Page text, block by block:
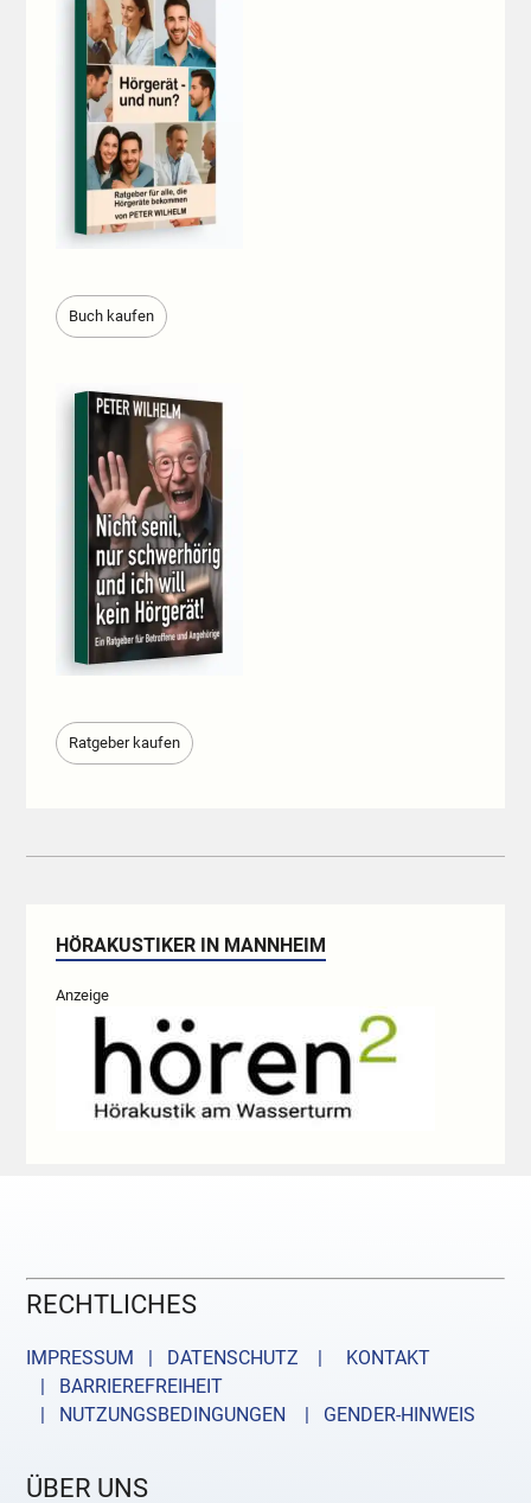
Buch kaufen
Ratgeber kaufen
HÖRAKUSTIKER IN MANNHEIM
Anzeige
RECHTLICHES
IMPRESSUM | DATENSCHUTZ |
KONTAKT
| BARRIEREFREIHEIT
| NUTZUNGSBEDINGUNGEN
| GENDER-HINWEIS
ÜBER UNS